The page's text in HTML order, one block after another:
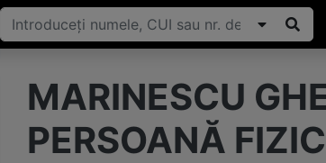
MARINESCU
PERSOANĂ